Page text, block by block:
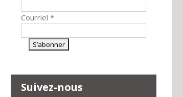
Courriel *
Suivez-nous